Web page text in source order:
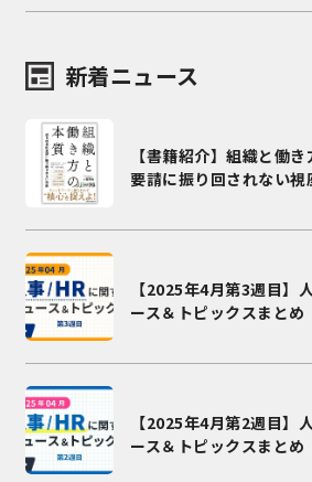
新着ニュース
【書籍紹介】組織と働
要請に振り回されない視
【2025年4月第3週目】
ース＆トピックスまとめ
【2025年4月第2週目】
ース＆トピックスまとめ